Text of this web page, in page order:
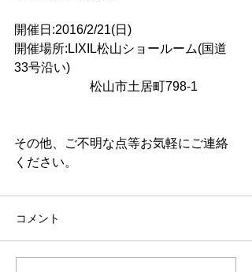
開催日:2016/2/21(日)
開催場所:LIXIL松山ショールーム(国道
33号沿い)
松山市土居町798-1
その他、ご不明な点等お気軽にご連絡
ください。
コメント